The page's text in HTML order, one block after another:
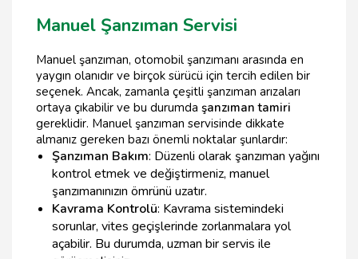
Manuel Şanzıman Servisi
Manuel şanzıman, otomobil şanzımanı arasında en
yaygın olanıdır ve birçok sürücü için tercih edilen bir
seçenek. Ancak, zamanla çeşitli şanzıman arızaları
ortaya çıkabilir ve bu durumda şanzıman tamiri
gereklidir. Manuel şanzıman servisinde dikkate
almanız gereken bazı önemli noktalar şunlardır:
Şanzıman Bakım: Düzenli olarak şanzıman yağını
kontrol etmek ve değiştirmeniz, manuel
şanzımanınızın ömrünü uzatır.
Kavrama Kontrolü: Kavrama sistemindeki
sorunlar, vites geçişlerinde zorlanmalara yol
açabilir. Bu durumda, uzman bir servis ile